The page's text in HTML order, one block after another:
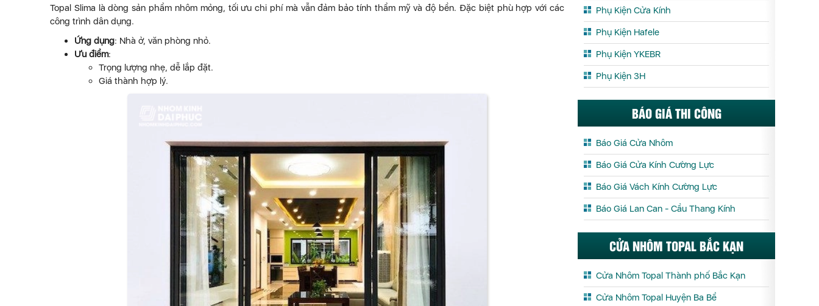
Topal Slima là dòng sản phẩm nhôm mỏng, tối ưu chi phí mà vẫn đảm bảo tính thẩm mỹ và độ bền. Đặc biệt phù hợp với các
công trình dân dụng.
Ứng dụng: Nhà ở, văn phòng nhỏ.
Ưu điểm:
Trọng lượng nhẹ, dễ lắp đặt.
Giá thành hợp lý.
Phụ Kiện Cửa Kính
Phụ Kiện Hafele
Phụ Kiện YKEBR
Phụ Kiện 3H
BÁO GIÁ THI CÔNG
Báo Giá Cửa Nhôm
Báo Giá Cửa Kính Cường Lực
Báo Giá Vách Kính Cường Lực
Báo Giá Lan Can - Cầu Thang Kính
CỬA NHÔM TOPAL BẮC KẠN
Cửa Nhôm Topal Thành phố Bắc Kạn
Cửa Nhôm Topal Huyện Ba Bể